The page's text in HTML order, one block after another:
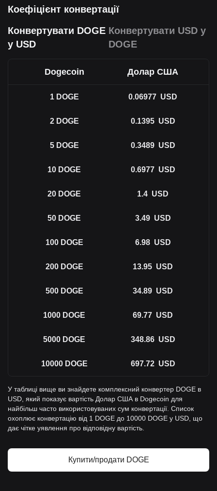
Коефіцієнт конвертації
Конвертувати DOGE
у USD
Конвертувати USD у
DOGE
Dogecoin Долар США
1 DOGE 0.06977 USD
2 DOGE 0.1395 USD
5 DOGE 0.3489 USD
10 DOGE 0.6977 USD
20 DOGE 1.4 USD
50 DOGE 3.49 USD
100 DOGE 6.98 USD
200 DOGE 13.95 USD
500 DOGE 34.89 USD
1000 DOGE 69.77 USD
5000 DOGE 348.86 USD
10000 DOGE 697.72 USD
У таблиці вище ви знайдете комплексний конвертер DOGE в
USD, який показує вартість Долар США в Dogecoin для
найбільш часто використовуваних сум конвертації. Список
охоплює конвертацію від 1 DOGE до 10000 DOGE у USD, що
дає чітке уявлення про відповідну вартість.
Купити/продати DOGE